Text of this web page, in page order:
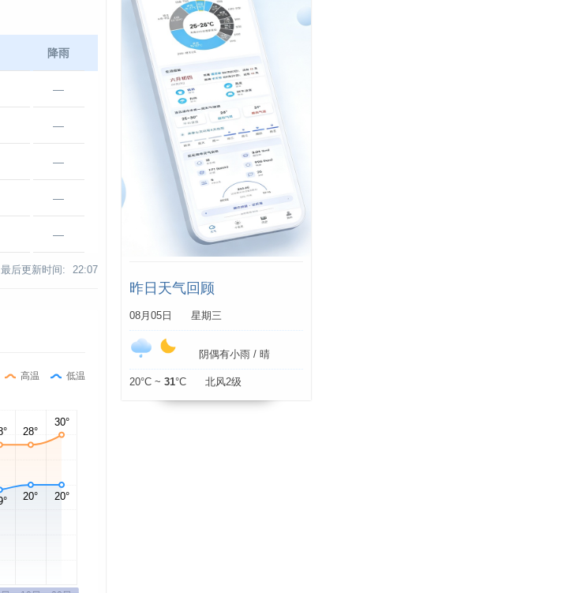
降雨
—
—
—
—
—
最后更新时间: 22:07
高温 低温
昨日天气回顾
08月05日 星期三
阴偶有小雨 / 晴
20°C ~ 31°C 北风2级